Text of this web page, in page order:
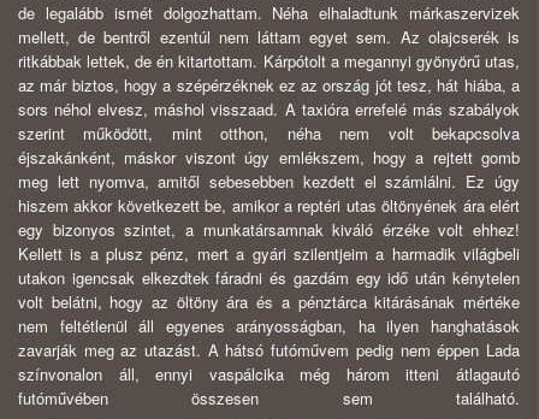
de legalább ismét dolgozhattam. Néha elhaladtunk márkaszervizek
mellett, de bentről ezentúl nem láttam egyet sem. Az olajcserék is
ritkábbak lettek, de én kitartottam. Kárpótolt a megannyi gyönyörű utas,
az már biztos, hogy a szépérzéknek ez az ország jót tesz, hát hiába, a
sors néhol elvesz, máshol visszaad. A taxióra errefelé más szabályok
szerint működött, mint otthon, néha nem volt bekapcsolva
éjszakánként, máskor viszont úgy emlékszem, hogy a rejtett gomb
meg lett nyomva, amitől sebesebben kezdett el számlálni. Ez úgy
hiszem akkor következett be, amikor a reptéri utas öltönyének ára elért
egy bizonyos szintet, a munkatársamnak kiváló érzéke volt ehhez!
Kellett is a plusz pénz, mert a gyári szilentjeim a harmadik világbeli
utakon igencsak elkezdtek fáradni és gazdám egy idő után kénytelen
volt belátni, hogy az öltöny ára és a pénztárca kitárásának mértéke
nem feltétlenül áll egyenes arányosságban, ha ilyen hanghatások
zavarják meg az utazást. A hátsó futóművem pedig nem éppen Lada
színvonalon áll, ennyi vaspálcika még három itteni átlagautó
futóművében összesen sem található.